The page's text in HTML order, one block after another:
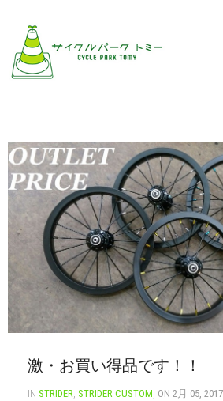
HOME
全商品一覧
BLOG
店舗情報
お問い合わせ
お買い物ガイド
CART激・お買い得品です！！
IN STRIDER STRIDER CUSTOM ON 2月 05,